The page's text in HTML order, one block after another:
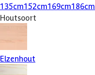
135cm152cm169cm186cm
Houtsoort
Elzenhout